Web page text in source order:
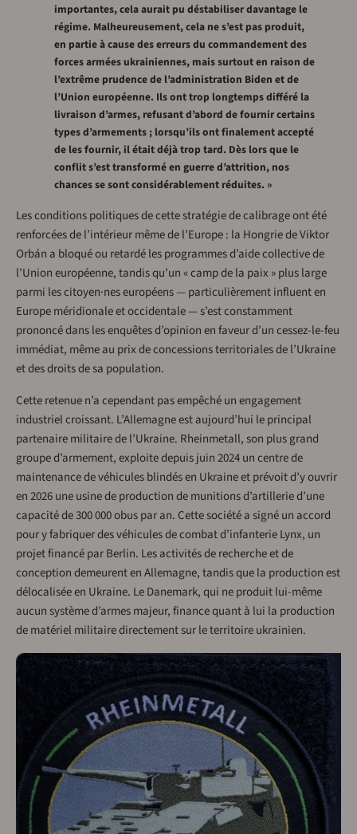
importantes, cela aurait pu déstabiliser davantage le
régime. Malheureusement, cela ne s’est pas produit,
en partie à cause des erreurs du commandement des
forces armées ukrainiennes, mais surtout en raison de
l’extrême prudence de l’administration Biden et de
l’Union européenne. Ils ont trop longtemps différé la
livraison d’armes, refusant d’abord de fournir certains
types d’armements ; lorsqu’ils ont finalement accepté
de les fournir, il était déjà trop tard. Dès lors que le
conflit s’est transformé en guerre d’attrition, nos
chances se sont considérablement réduites. »
Les conditions politiques de cette stratégie de calibrage ont été
renforcées de l’intérieur même de l’Europe : la Hongrie de Viktor
Orbán a bloqué ou retardé les programmes d’aide collective de
l’Union européenne, tandis qu’un « camp de la paix » plus large
parmi les citoyen·nes européens — particulièrement influent en
Europe méridionale et occidentale — s’est constamment
prononcé dans les enquêtes d’opinion en faveur d’un cessez-le-feu
immédiat, même au prix de concessions territoriales de l’Ukraine
et des droits de sa population.
Cette retenue n’a cependant pas empêché un engagement
industriel croissant. L’Allemagne est aujourd’hui le principal
partenaire militaire de l’Ukraine. Rheinmetall, son plus grand
groupe d’armement, exploite depuis juin 2024 un centre de
maintenance de véhicules blindés en Ukraine et prévoit d’y ouvrir
en 2026 une usine de production de munitions d’artillerie d’une
capacité de 300 000 obus par an. Cette société a signé un accord
pour y fabriquer des véhicules de combat d’infanterie Lynx, un
projet financé par Berlin. Les activités de recherche et de
conception demeurent en Allemagne, tandis que la production est
délocalisée en Ukraine. Le Danemark, qui ne produit lui-même
aucun système d’armes majeur, finance quant à lui la production
de matériel militaire directement sur le territoire ukrainien.